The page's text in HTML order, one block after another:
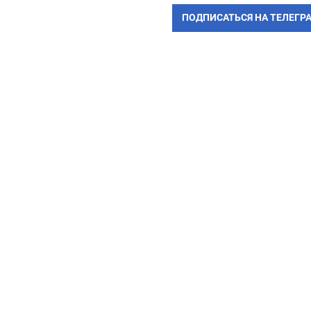
ПОДПИСАТЬСЯ НА